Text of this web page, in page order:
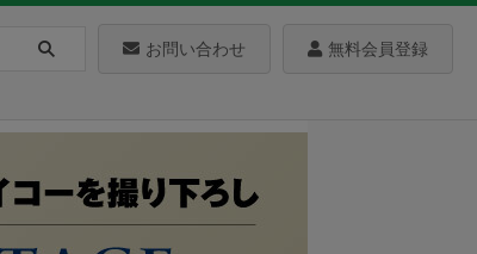
お問い合わせ 無料会員登録